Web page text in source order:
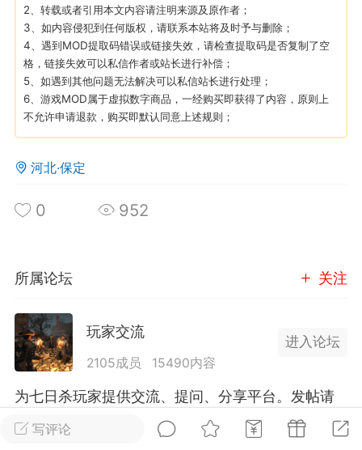
MOD下载 攻略教程 联机招募
大人
单机辅助引流私下售卖服务器外挂！
环境，中文网特此发布以下声明，规范
汉
72 2.21w
大人
Lv.8
写评论
2、转载或者引用本文内容请注明来源及原作者；
3、如内容侵犯到任何版权，请联系本站将及时予与删除；
4、遇到MOD提取码错误或链接失效，请检查提取码是否复制了空
格，链接失效可以私信作者或站长进行补偿；
5、如遇到其他问题无法解决可以私信站长进行处理；
6、游戏MOD属于虚拟数字商品，一经购买即获得了内容，原则上
不允许申请退款，购买即默认同意上述规则；
河北·保定
0 952
所属论坛 关注
玩家交流
2105成员 15490内容
进入论坛
为七日杀玩家提供交流、提问、分享平台。发帖请
遵守中国法律规则，拒绝违法信息！